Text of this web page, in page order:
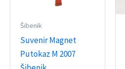
Šibenik
Suvenir Magnet
Putokaz M 2007